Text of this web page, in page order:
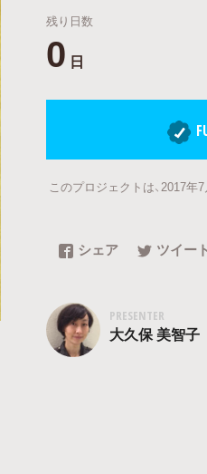
残り日数
0 日
このプロジェクトは、2017年
シェア ツイート
PRESENTER
大久保 美智子